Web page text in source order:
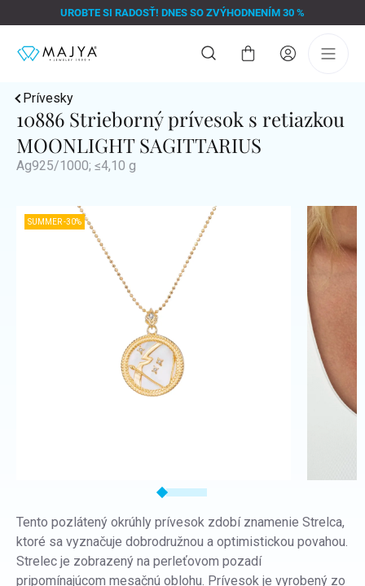
na
UROBTE SI RADOSŤ! DNES SO ZVÝHODNENÍM 30 %
Nákupný
Prívesky
10886 Strieborný prívesok s retiazkou
MOONLIGHT SAGITTARIUS
Ag925/1000; ≤4,10 g
SUMMER -30%
Tento pozlátený okrúhly prívesok zdobí znamenie Strelca,
ktoré sa vyznačuje dobrodružnou a optimistickou povahou.
Strelec je zobrazený na perleťovom pozadí
pripomínajúcom mesačnú oblohu. Prívesok je vyrobený zo